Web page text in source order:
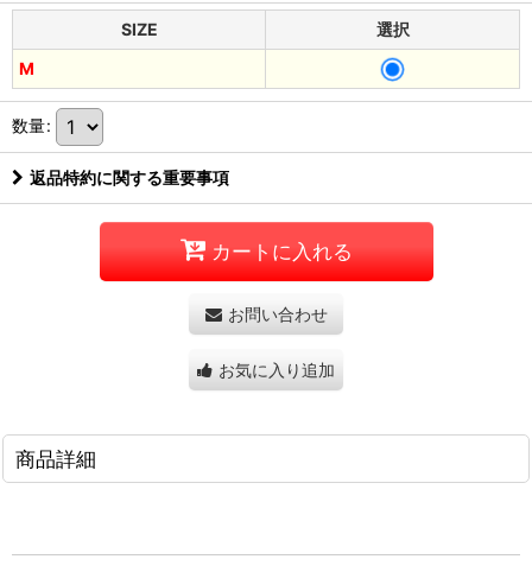
SIZE
選択
M
数量:
返品特約に関する重要事項
カートに入れる
お問い合わせ
お気に入り追加
商品詳細